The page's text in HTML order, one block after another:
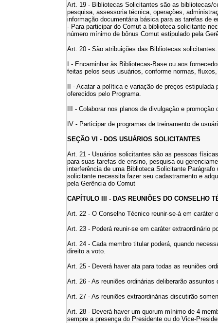
Art. 19 - Bibliotecas Solicitantes são as bibliotecas/
pesquisa, assessoria técnica, operações,
informação documentária básica para as tarefas de
- Para participar do Comut a biblioteca solicitante
número mínimo de bônus Comut estipulado pela
Art. 20 - São atribuições das Bibliotecas solicitantes:
I - Encaminhar às Bibliotecas-Base ou aos
feitas pelos seus usuários, conforme normas,
II - Acatar a política e variação de preços
oferecidos pelo Programa.
III - Colaborar nos planos de divulgação e promoção
IV - Participar de programas de treinamento de
SEÇÃO VI - DOS USUÁRIOS SOLICITANTES
Art. 21 - Usuários solicitantes são as pessoas
para suas tarefas de ensino, pesquisa ou
interferência de uma Biblioteca Solicitante
solicitante necessita fazer seu cadastramento e
pela Gerência do Comut
CAPÍTULO III - DAS REUNIÕES DO CONSELHO
Art. 22 - O Conselho Técnico reunir-se-á em caráter
Art. 23 - Poderá reunir-se em caráter extraordinário
Art. 24 - Cada membro titular poderá, quando
direito a voto.
Art. 25 - Deverá haver ata para todas as reuniões
Art. 26 - As reuniões ordinárias deliberarão
Art. 27 - As reuniões extraordinárias discutirão
Art. 28 - Deverá haver um quorum mínimo de 4
sempre a presença do Presidente ou do Vice-